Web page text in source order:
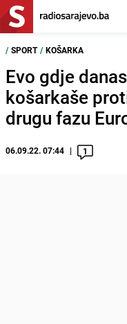
/ SPORT / KOŠARKA
Evo gdje
košarkaše
drugu fazu
06.09.22. 07:44 1